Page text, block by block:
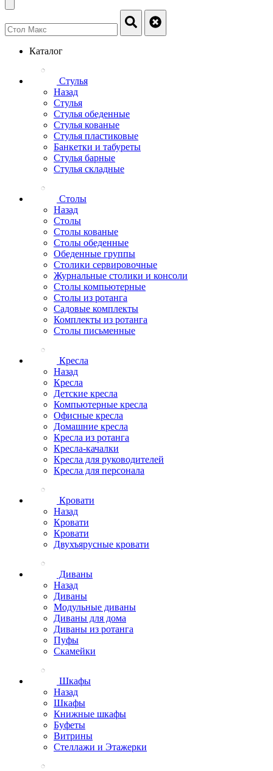
Каталог
Стулья
Назад
Стулья
Стулья обеденные
Стулья кованые
Стулья пластиковые
Банкетки и табуреты
Стулья барные
Стулья складные
Столы
Назад
Столы
Столы кованые
Столы обеденные
Обеденные группы
Столики сервировочные
Журнальные столики и консоли
Столы компьютерные
Столы из ротанга
Садовые комплекты
Комплекты из ротанга
Столы письменные
Кресла
Назад
Кресла
Детские кресла
Компьютерные кресла
Офисные кресла
Домашние кресла
Кресла из ротанга
Кресла-качалки
Кресла для руководителей
Кресла для персонала
Кровати
Назад
Кровати
Кровати
Двухъярусные кровати
Диваны
Назад
Диваны
Модульные диваны
Диваны для дома
Диваны из ротанга
Пуфы
Скамейки
Шкафы
Назад
Шкафы
Книжные шкафы
Буфеты
Витрины
Стеллажи и Этажерки